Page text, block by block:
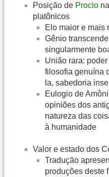
Posição de Proclo
platônicos
Elo maior e mais
Gênio
singularmente
União rara:
filosofia genuína
la, sabedoria
Eulogio de
opiniões dos
natureza das
à humanidade
Valor e estado dos
Tradução
produções deste